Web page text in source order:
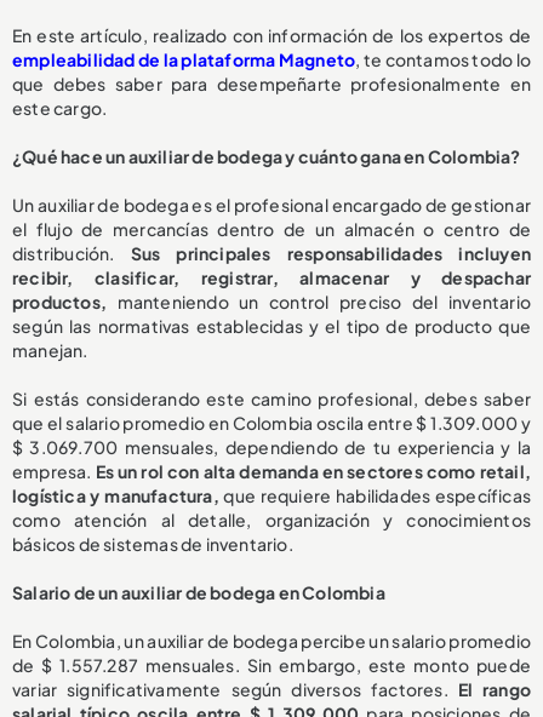
En este artículo, realizado con información de los expertos de
empleabilidad de la plataforma Magneto, te contamos todo lo
que debes saber para desempeñarte profesionalmente en
este cargo.
¿Qué hace un auxiliar de bodega y cuánto gana en Colombia?
Un auxiliar de bodega es el profesional encargado de gestionar
el flujo de mercancías dentro de un almacén o centro de
distribución. Sus principales responsabilidades incluyen
recibir, clasificar, registrar, almacenar y despachar
productos, manteniendo un control preciso del inventario
según las normativas establecidas y el tipo de producto que
manejan.
Si estás considerando este camino profesional, debes saber
que el salario promedio en Colombia oscila entre $ 1.309.000 y
$ 3.069.700 mensuales, dependiendo de tu experiencia y la
empresa. Es un rol con alta demanda en sectores como retail,
logística y manufactura,que requiere habilidades específicas
como atención al detalle, organización y conocimientos
básicos de sistemas de inventario.
Salario de un auxiliar de bodega en Colombia
En Colombia, un auxiliar de bodega percibe un salario promedio
de $ 1.557.287 mensuales. Sin embargo, este monto puede
variar significativamente según diversos factores. El rango